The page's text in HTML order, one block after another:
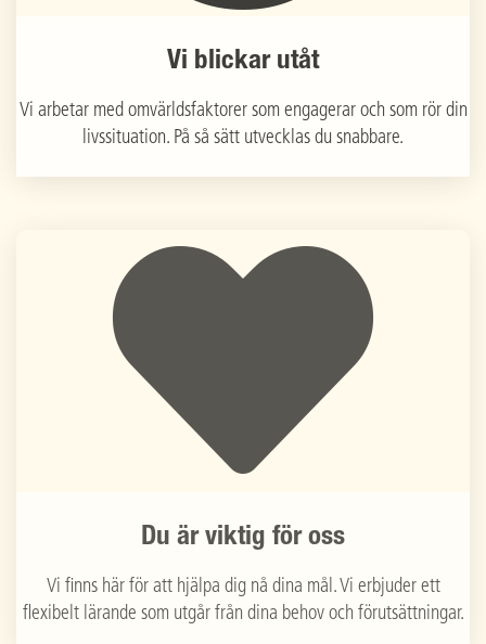
Vi blickar utåt
Vi arbetar med omvärldsfaktorer som engagerar och som rör din
livssituation. På så sätt utvecklas du snabbare.
Du är viktig för oss
Vi finns här för att hjälpa dig nå dina mål. Vi erbjuder ett
flexibelt lärande som utgår från dina behov och förutsättningar.